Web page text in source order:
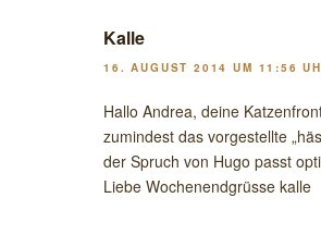
Kalle
16. AUGUST 2014 UM 11:56
Hallo Andrea, deine
zumindest das vorgestellte
der Spruch von Hugo passt
Liebe Wochenendgrüsse kalle